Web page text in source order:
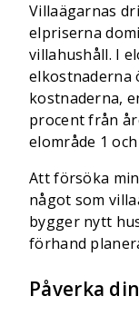
Villaägarnas
elpriserna
villahushåll. I
elkostnaderna
kostnaderna,
procent från
elområde 1
Att försöka
något som
bygger nytt
förhand
Påverka